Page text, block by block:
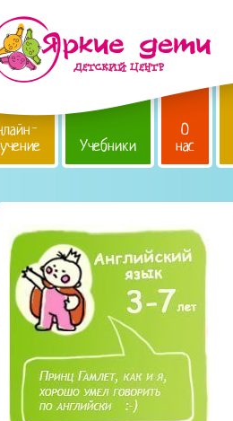
Учебники
О
нас